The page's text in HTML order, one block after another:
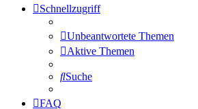
Schnellzugriff
Unbeantwortete Themen
Aktive Themen
Suche
FAQ